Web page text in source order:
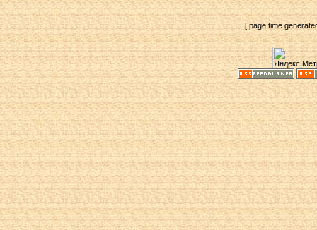
[ page time